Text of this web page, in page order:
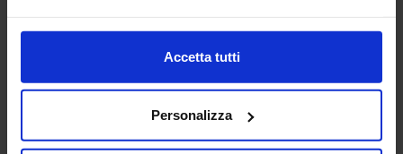
Accetta tutti
Personalizza
SMW‑AUTOBLOK è tra i principali produttori a livello
mondiale di attrezzature di serraggio per macchine